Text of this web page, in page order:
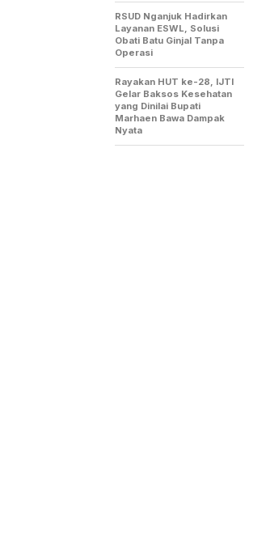
RSUD Nganjuk Hadirkan
Layanan ESWL, Solusi
Obati Batu Ginjal Tanpa
Operasi
Rayakan HUT ke-28, IJTI
Gelar Baksos Kesehatan
yang Dinilai Bupati
Marhaen Bawa Dampak
Nyata